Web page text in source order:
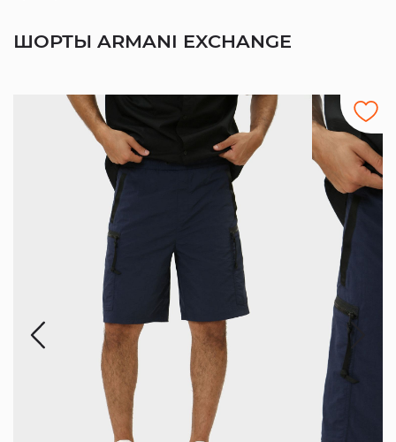
ШОРТЫ ARMANI EXCHANGE